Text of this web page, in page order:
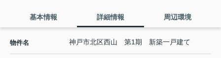
基本情報 詳細情報 周辺環境
物件名 神戸市北区西山 第1期 新築一戸建て